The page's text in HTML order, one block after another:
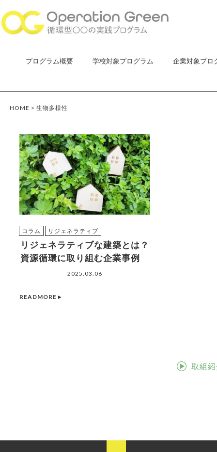
プログラム概要 学校対象プログラム 企業対象プロ
HOME > 生物多様性
コラム リジェネラティブ
リジェネラティブな建築とは？
資源循環に取り組む企業事例
2025.03.06
READMORE ▸
取組